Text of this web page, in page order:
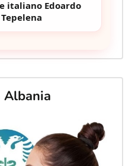
Italiani Si Stanno
Una Nuova
il Business